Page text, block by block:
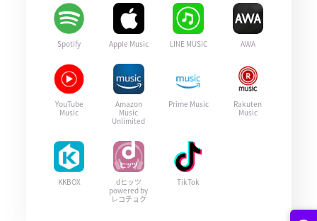
Spotify Apple Music LINE MUSIC AWA
YouTube
Music
Amazon
Music
Unlimited
Prime Music
Rakuten
Music
KKBOX
dヒッツ
powered by
レコチョク
TikTok